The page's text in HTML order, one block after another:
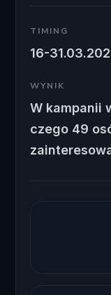
TIMING
16-
WYNIK
W kampanii
czego 49